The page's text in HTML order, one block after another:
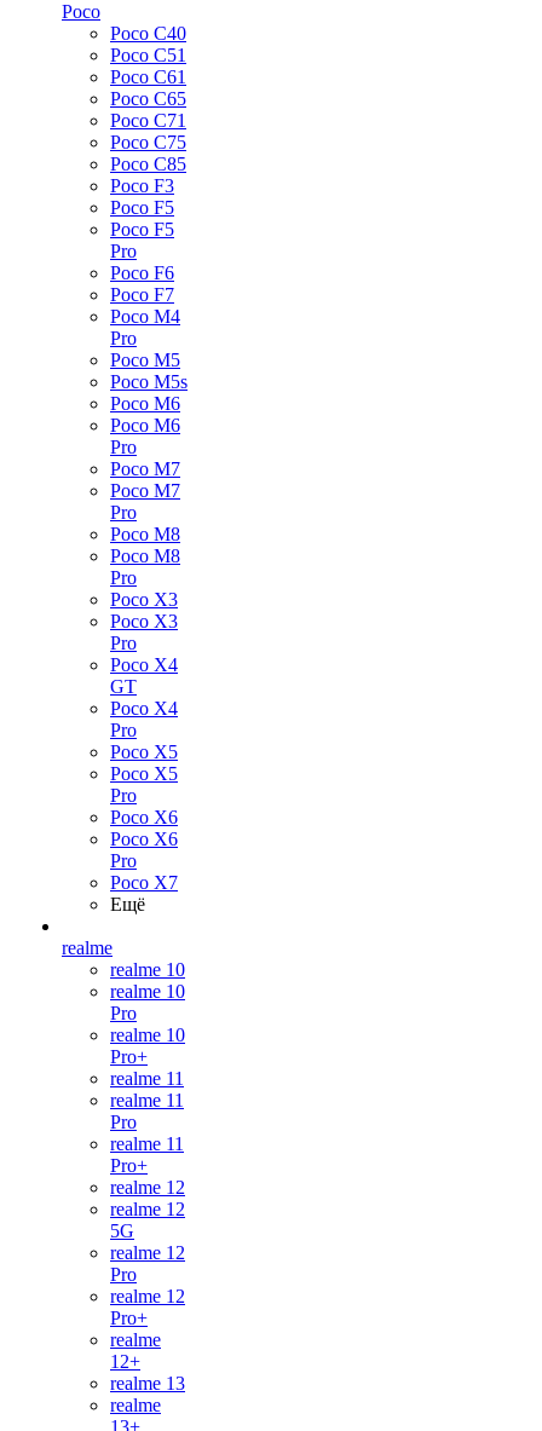
Poco
Poco C40
Poco C51
Poco C61
Poco C65
Poco C71
Poco C75
Poco C85
Poco F3
Poco F5
Poco F5
Pro
Poco F6
Poco F7
Poco M4
Pro
Poco M5
Poco M5s
Poco M6
Poco M6
Pro
Poco M7
Poco M7
Pro
Poco M8
Poco M8
Pro
Poco X3
Poco X3
Pro
Poco X4
GT
Poco X4
Pro
Poco X5
Poco X5
Pro
Poco X6
Poco X6
Pro
Poco X7
Ещё
realme
realme 10
realme 10
Pro
realme 10
Pro+
realme 11
realme 11
Pro
realme 11
Pro+
realme 12
realme 12
5G
realme 12
Pro
realme 12
Pro+
realme
12+
realme 13
realme
13+